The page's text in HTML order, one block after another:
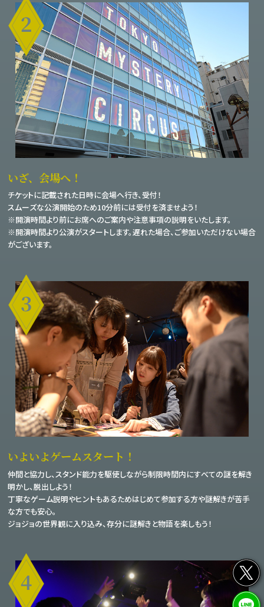
いざ、会場へ！
チケットに記載された日時に会場へ行き、受付！
スムーズな公演開始のため10分前には受付を済ませよう！
※開演時間より前にお席へのご案内や注意事項の説明をいたします。
※開演時間より公演がスタートします。遅れた場合、ご参加いただけない場合
がございます。
いよいよゲームスタート！
仲間と協力し、スタンド能力を駆使しながら制限時間内にすべての謎を解き
明かし、脱出しよう！
丁寧なゲーム説明やヒントもあるためはじめて参加する方や謎解きが苦手
な方でも安心。
ジョジョの世界観に入り込み、存分に謎解きと物語を楽しもう！